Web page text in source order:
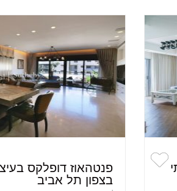
פנטהאוז דופלקס
בצפון תל אביב